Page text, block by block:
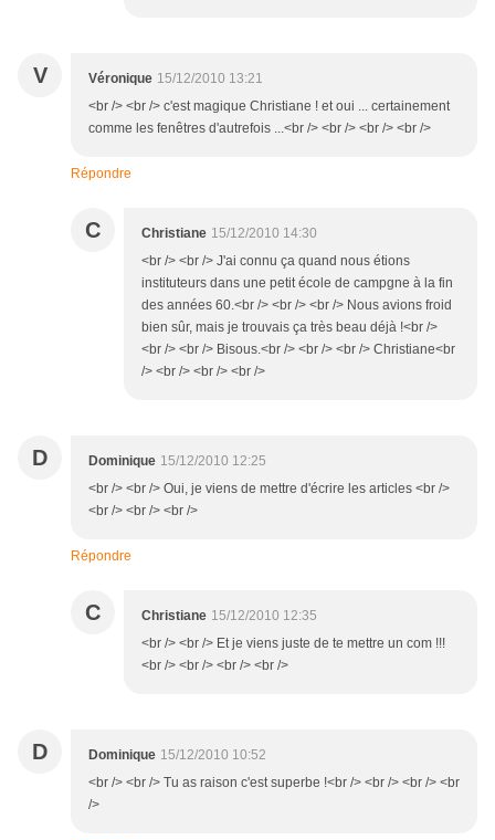
V Véronique 15/12/2010 13:21
<br /> <br /> c'est magique Christiane ! et oui ... certainement
comme les fenêtres d'autrefois ...<br /> <br /> <br /> <br />
Répondre
C Christiane 15/12/2010 14:30
<br /> <br /> J'ai connu ça quand nous étions
instituteurs dans une petit école de campgne à la fin
des années 60.<br /> <br /> <br /> Nous avions froid
bien sûr, mais je trouvais ça très beau déjà !<br />
<br /> <br /> Bisous.<br /> <br /> <br /> Christiane<br
/> <br /> <br /> <br />
D Dominique 15/12/2010 12:25
<br /> <br /> Oui, je viens de mettre d'écrire les articles <br />
<br /> <br /> <br />
Répondre
C Christiane 15/12/2010 12:35
<br /> <br /> Et je viens juste de te mettre un com !!!
<br /> <br /> <br /> <br />
D Dominique 15/12/2010 10:52
<br /> <br /> Tu as raison c'est superbe !<br /> <br /> <br /> <br
/>